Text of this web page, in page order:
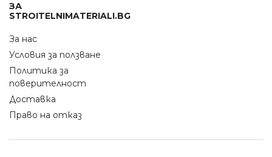
ЗА
STROITELNIMATERIALI.BG
За нас
Условия за ползване
Политика за
поверителност
Доставка
Право на отказ